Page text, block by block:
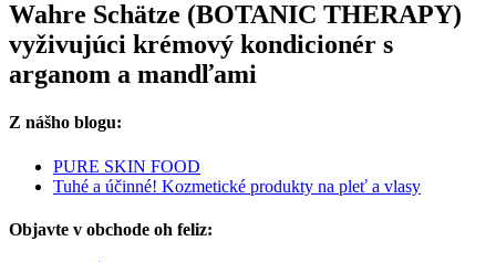
Wahre Schätze (BOTANIC THERAPY)
vyživujúci krémový kondicionér s
arganom a mandľami
Z nášho blogu:
PURE SKIN FOOD
Tuhé a účinné! Kozmetické produkty na pleť a vlasy
Objavte v obchode oh feliz: